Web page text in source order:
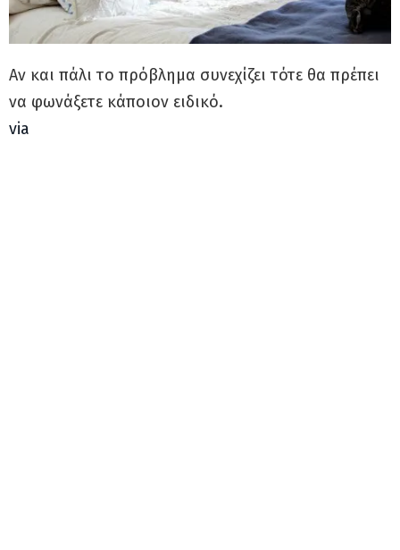
Αν και πάλι το πρόβλημα συνεχίζει τότε θα πρέπει
να φωνάξετε κάποιον ειδικό.
via